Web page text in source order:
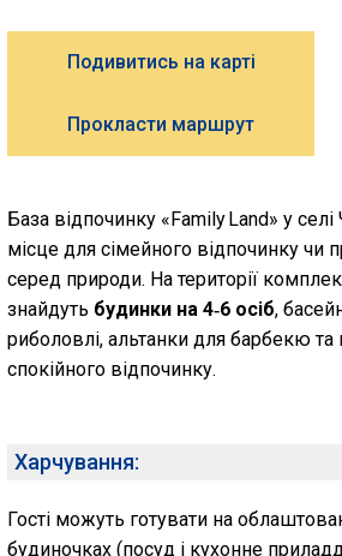
Подивитись на карті
Прокласти маршрут
База відпочинку «Family Land» у
місце для сімейного відпочинку чи
серед природи. На території
знайдуть будинки на 4‑6 осіб,
риболовлі, альтанки для барбекю та
спокійного відпочинку.
Харчування:
Гості можуть готувати на
будиночках (посуд і кухонне